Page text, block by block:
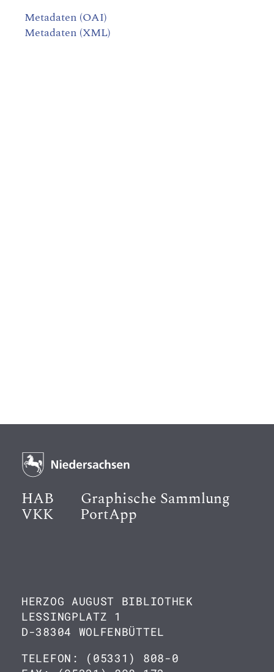
Metadaten (OAI)
Metadaten (XML)
HAB Graphische Sammlung
VKK PortApp
HERZOG AUGUST BIBLIOTHEK
LESSINGPLATZ 1
D-38304 WOLFENBÜTTEL
TELEFON: (05331) 808-0